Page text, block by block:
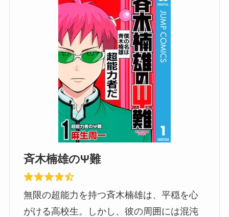
斉木楠雄のΨ難
無限の超能力を持つ斉木楠雄は、平穏を心
がける高校生。しかし、彼の周囲には混沌